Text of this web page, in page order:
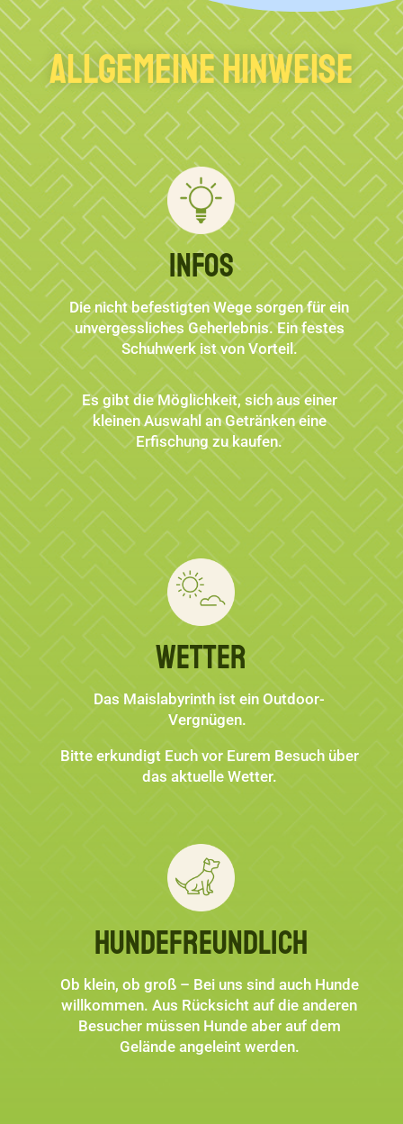
Allgemeine Hinweise
Infos
Die nicht befestigten Wege sorgen für ein
unvergessliches Geherlebnis. Ein festes
Schuhwerk ist von Vorteil.
Es gibt die Möglichkeit, sich aus einer
kleinen Auswahl an Getränken eine
Erfischung zu kaufen.
Wetter
Das Maislabyrinth ist ein Outdoor-
Vergnügen.
Bitte erkundigt Euch vor Eurem Besuch über
das aktuelle Wetter.
Hundefreundlich
Ob klein, ob groß – Bei uns sind auch Hunde
willkommen. Aus Rücksicht auf die anderen
Besucher müssen Hunde aber auf dem
Gelände angeleint werden.